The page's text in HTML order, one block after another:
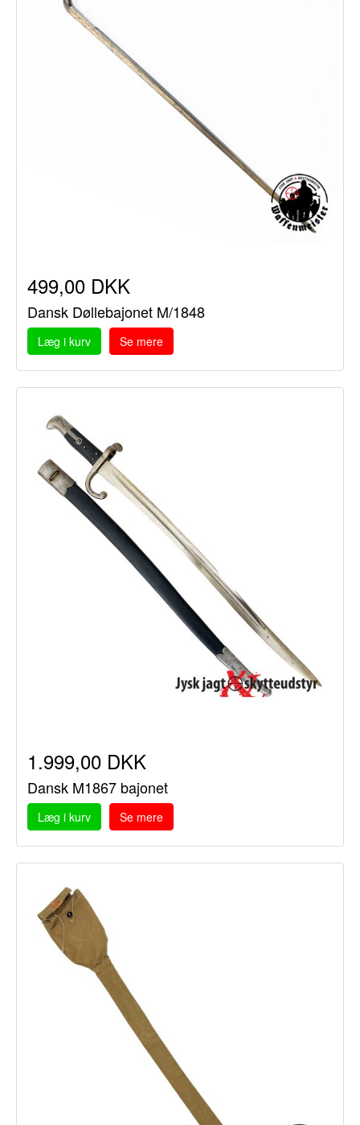
499,00 DKK
Dansk Døllebajonet M/1848
Læg i kurv Se mere
1.999,00 DKK
Dansk M1867 bajonet
Læg i kurv Se mere